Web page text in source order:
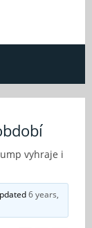
vyhraje i
6 years,